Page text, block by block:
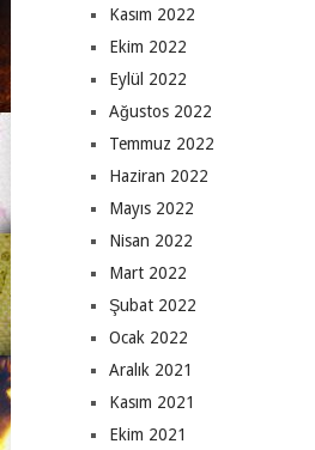
Kasım 2022
Ekim 2022
Eylül 2022
Ağustos 2022
Temmuz 2022
Haziran 2022
Mayıs 2022
Nisan 2022
Mart 2022
Şubat 2022
Ocak 2022
Aralık 2021
Kasım 2021
Ekim 2021